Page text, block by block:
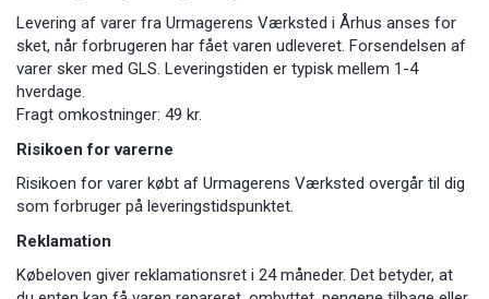
Levering af varer fra Urmagerens Værksted i Århus anses for
sket, når forbrugeren har fået varen udleveret. Forsendelsen af
varer sker med GLS. Leveringstiden er typisk mellem 1-4
hverdage.
Fragt omkostninger: 49 kr.
Risikoen for varerne
Risikoen for varer købt af Urmagerens Værksted overgår til dig
som forbruger på leveringstidspunktet.
Reklamation
Købeloven giver reklamationsret i 24 måneder. Det betyder, at